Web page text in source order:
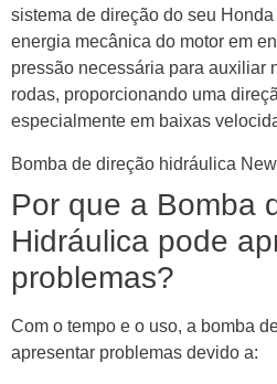
sistema de direção do seu
energia mecânica do motor em
pressão necessária para auxiliar
rodas, proporcionando uma
especialmente em baixas
Bomba de direção hidráulica
Por que a Bomba
Hidráulica pode
problemas?
Com o tempo e o uso, a bomba
apresentar problemas devido a: